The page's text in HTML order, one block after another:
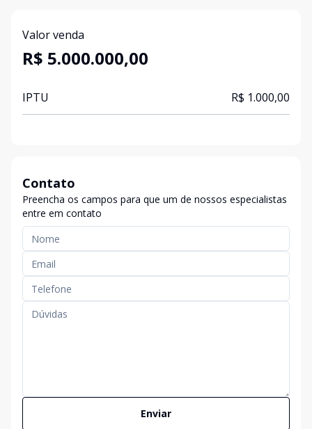
Valor venda
R$ 5.000.000,00
IPTU R$ 1.000,00
Contato
Preencha os campos para que um de nossos especialistas
entre em contato
Enviar